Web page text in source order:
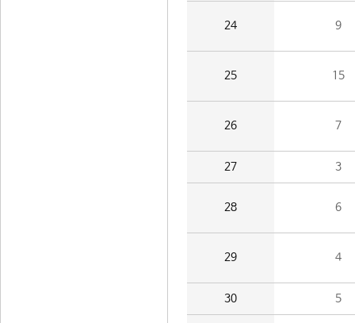
24 9
25 15
26 7
27 3
28 6
29 4
30 5